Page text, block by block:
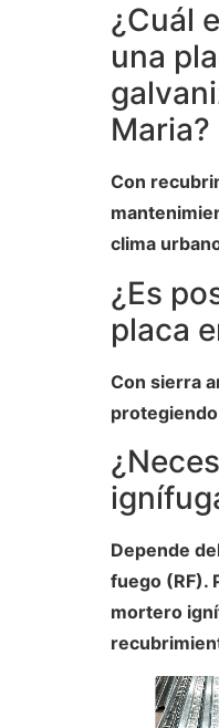
¿Cuál
una
Maria?
Con
clima
¿Es
placa
Con sierra
Depende
fuego (RF).
mortero